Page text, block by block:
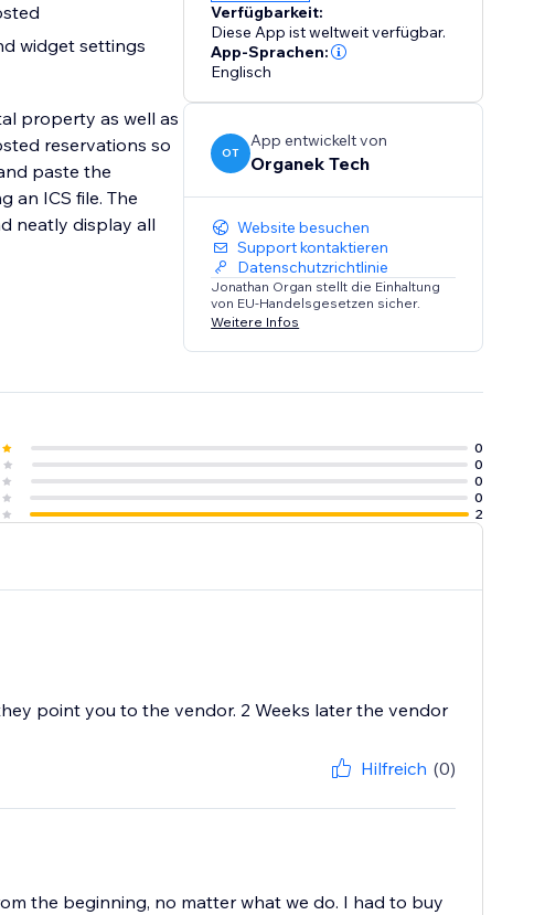
widget settings
property as well as
reservations so
paste the
an ICS file. The
neatly display all
Verfügbarkeit:
Diese App ist weltweit verfügbar.
App-Sprachen:
Englisch
OT
App entwickelt von
Organek Tech
Website besuchen
Support kontaktieren
Datenschutzrichtlinie
Jonathan Organ stellt die Einhaltung
von EU-Handelsgesetzen sicher.
Weitere Infos
0
0
0
0
2
point you to the vendor. 2 Weeks later the vendor
Hilfreich (0)
the beginning, no matter what we do. I had to buy